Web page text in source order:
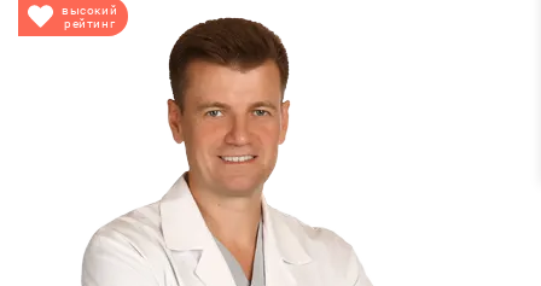
высокий
рейтинг